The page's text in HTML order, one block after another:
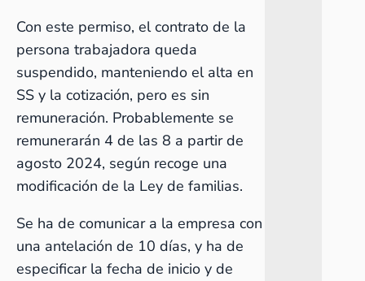
Con este permiso, el contrato de la
persona trabajadora queda
suspendido, manteniendo el alta en
SS y la cotización, pero es sin
remuneración. Probablemente se
remunerarán 4 de las 8 a partir de
agosto 2024, según recoge una
modificación de la Ley de familias.
Se ha de comunicar a la empresa con
una antelación de 10 días, y ha de
especificar la fecha de inicio y de